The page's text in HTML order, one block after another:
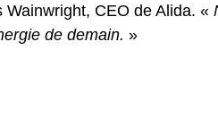
Wainwright, CEO de Alida. «
de demain. »